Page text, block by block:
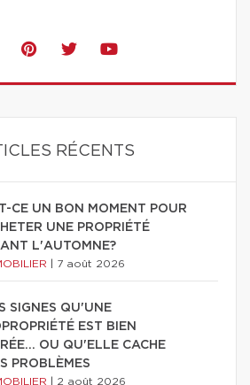
RÉCENTS
CE UN BON MOMENT POUR
UNE PROPRIÉTÉ
L'AUTOMNE?
7 août 2026
SIGNES QU'UNE
EST BIEN
OU QU'ELLE CACHE
PROBLÈMES
2 août 2026